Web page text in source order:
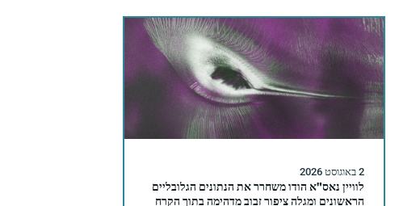
2 באוגוסט 2026
לוויין נאס"א הודו משחרר את הנתונים הגלובליים
הראשונים ומגלה ציפור זבוב מדהימה בתוך הקרח